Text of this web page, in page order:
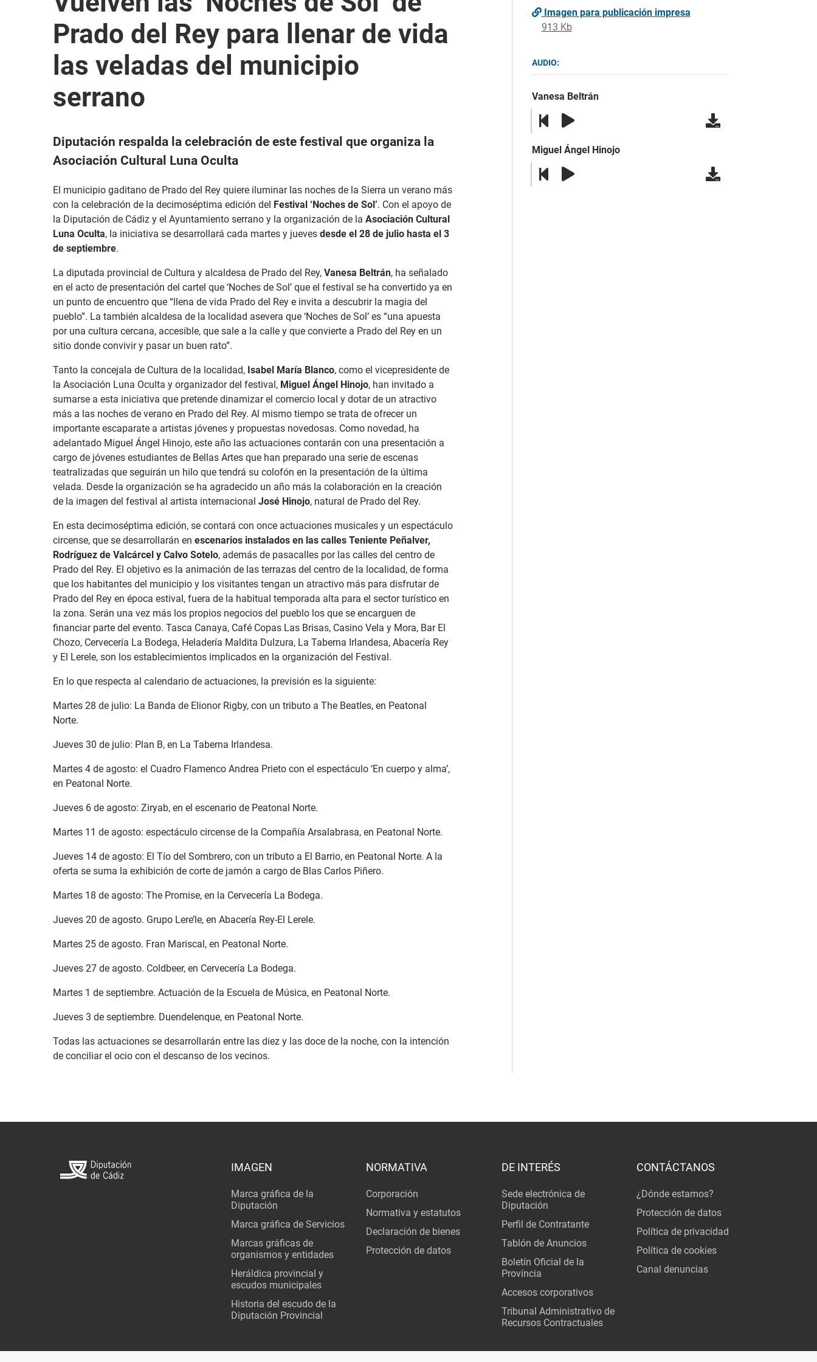
Prado del Rey para llenar de vida
las veladas del municipio
serrano
Diputación respalda la celebración de este festival que organiza la
Asociación Cultural Luna Oculta
El municipio gaditano de Prado del Rey quiere iluminar las noches de la Sierra un verano más
con la celebración de la decimoséptima edición del Festival ‘Noches de Sol’. Con el apoyo de
la Diputación de Cádiz y el Ayuntamiento serrano y la organización de la Asociación Cultural
Luna Oculta, la iniciativa se desarrollará cada martes y jueves desde el 28 de julio hasta el 3
de septiembre.
La diputada provincial de Cultura y alcaldesa de Prado del Rey, Vanesa Beltrán, ha señalado
en el acto de presentación del cartel que ‘Noches de Sol’ que el festival se ha convertido ya en
un punto de encuentro que “llena de vida Prado del Rey e invita a descubrir la magia del
pueblo”. La también alcaldesa de la localidad asevera que ‘Noches de Sol’ es “una apuesta
por una cultura cercana, accesible, que sale a la calle y que convierte a Prado del Rey en un
sitio donde convivir y pasar un buen rato”.
Tanto la concejala de Cultura de la localidad, Isabel María Blanco, como el vicepresidente de
la Asociación Luna Oculta y organizador del festival, Miguel Ángel Hinojo, han invitado a
sumarse a esta iniciativa que pretende dinamizar el comercio local y dotar de un atractivo
más a las noches de verano en Prado del Rey. Al mismo tiempo se trata de ofrecer un
importante escaparate a artistas jóvenes y propuestas novedosas. Como novedad, ha
adelantado Miguel Ángel Hinojo, este año las actuaciones contarán con una presentación a
cargo de jóvenes estudiantes de Bellas Artes que han preparado una serie de escenas
teatralizadas que seguirán un hilo que tendrá su colofón en la presentación de la última
velada. Desde la organización se ha agradecido un año más la colaboración en la creación
de la imagen del festival al artista internacional José Hinojo, natural de Prado del Rey.
En esta decimoséptima edición, se contará con once actuaciones musicales y un espectáculo
circense, que se desarrollarán en escenarios instalados en las calles Teniente Peñalver,
Rodríguez de Valcárcel y Calvo Sotelo, además de pasacalles por las calles del centro de
Prado del Rey. El objetivo es la animación de las terrazas del centro de la localidad, de forma
que los habitantes del municipio y los visitantes tengan un atractivo más para disfrutar de
Prado del Rey en época estival, fuera de la habitual temporada alta para el sector turístico en
la zona. Serán una vez más los propios negocios del pueblo los que se encarguen de
financiar parte del evento. Tasca Canaya, Café Copas Las Brisas, Casino Vela y Mora, Bar El
Chozo, Cervecería La Bodega, Heladería Maldita Dulzura, La Taberna Irlandesa, Abacería Rey
y El Lerele, son los establecimientos implicados en la organización del Festival.
En lo que respecta al calendario de actuaciones, la previsión es la siguiente:
Martes 28 de julio: La Banda de Elionor Rigby, con un tributo a The Beatles, en Peatonal
Norte.
Jueves 30 de julio: Plan B, en La Taberna Irlandesa.
Martes 4 de agosto: el Cuadro Flamenco Andrea Prieto con el espectáculo ‘En cuerpo y alma’,
en Peatonal Norte.
Jueves 6 de agosto: Ziryab, en el escenario de Peatonal Norte.
Martes 11 de agosto: espectáculo circense de la Compañía Arsalabrasa, en Peatonal Norte.
Jueves 14 de agosto: El Tío del Sombrero, con un tributo a El Barrio, en Peatonal Norte. A la
oferta se suma la exhibición de corte de jamón a cargo de Blas Carlos Piñero.
Martes 18 de agosto: The Promise, en la Cervecería La Bodega.
Jueves 20 de agosto. Grupo Lere’le, en Abacería Rey-El Lerele.
Martes 25 de agosto. Fran Mariscal, en Peatonal Norte.
Jueves 27 de agosto. Coldbeer, en Cervecería La Bodega.
Martes 1 de septiembre. Actuación de la Escuela de Música, en Peatonal Norte.
Jueves 3 de septiembre. Duendelenque, en Peatonal Norte.
Todas las actuaciones se desarrollarán entre las diez y las doce de la noche, con la intención
de conciliar el ocio con el descanso de los vecinos.
Imagen para publicación impresa
913 Kb
AUDIO:
Vanesa Beltrán
Miguel Ángel Hinojo
IMAGEN
Marca gráfica de la
Diputación
Marca gráfica de Servicios
Marcas gráficas de
organismos y entidades
Heráldica provincial y
escudos municipales
Historia del escudo de la
Diputación Provincial
NORMATIVA
Corporación
Normativa y estatutos
Declaración de bienes
Protección de datos
DE INTERÉS
Sede electrónica de
Diputación
Perfil de Contratante
Tablón de Anuncios
Boletín Oficial de la
Província
Accesos corporativos
Tribunal Administrativo de
Recursos Contractuales
CONTÁCTANOS
¿Dónde estamos?
Protección de datos
Política de privacidad
Política de cookies
Canal denuncias